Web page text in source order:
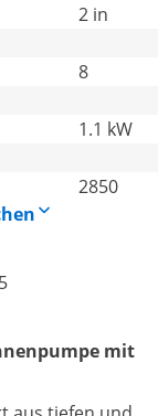
2 in
8
1.1 kW
2850
mit